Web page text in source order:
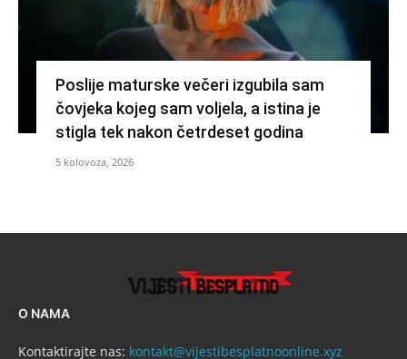
Poslije maturske večeri izgubila sam
čovjeka kojeg sam voljela, a istina je
stigla tek nakon četrdeset godina
5 kolovoza, 2026
O NAMA
Kontaktirajte nas: kontakt@vijestibesplatnoonline.xyz